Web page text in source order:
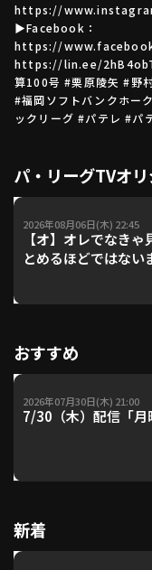
運営会社（別ウィンドウ
特定商取引法の表示
https://
▶Facebook：
https://
https://lin.ee/2hB4obT
算100号 #栗原陵矢 #野
#福岡ソフトバンクホー
ックリーグ #パテレ #パ
パ・リーグTVオ
2026年08月06日(木) 22:45
【オ】オレでなき
とめるほどではない
おすすめ
2026年07月30日(木) 21:00
7/30（木）配信「月
新着